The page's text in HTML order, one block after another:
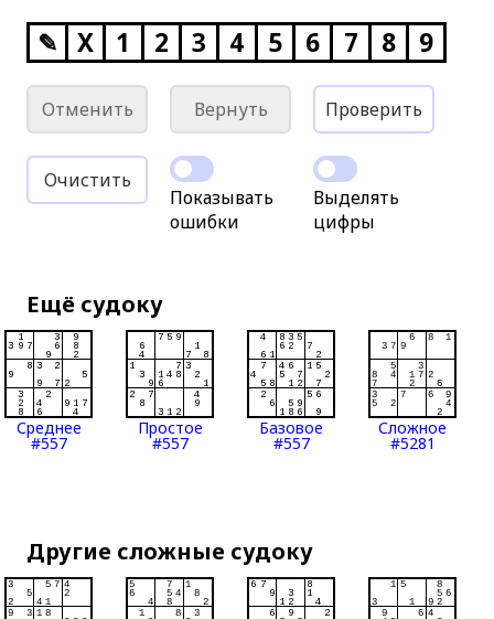
✎ X 1 2 3 4 5 6 7 8 9
Отменить Вернуть Проверить
Очистить
Показывать
ошибки
Выделять
цифры
Ещё судоку
Среднее
#557
Простое
#557
Базовое
#557
Сложное
#5281
Другие сложные судоку